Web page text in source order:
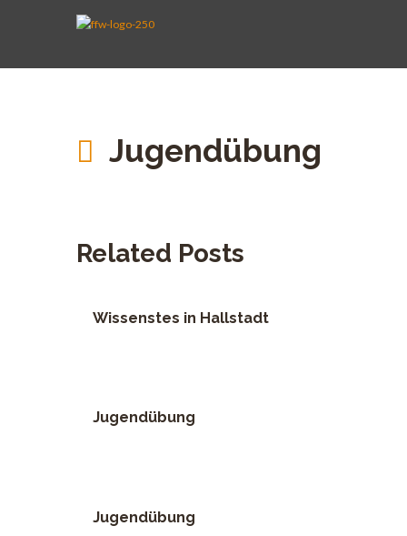
Jugendübung
Related Posts
Wissenstes in Hallstadt
Jugendübung
Jugendübung